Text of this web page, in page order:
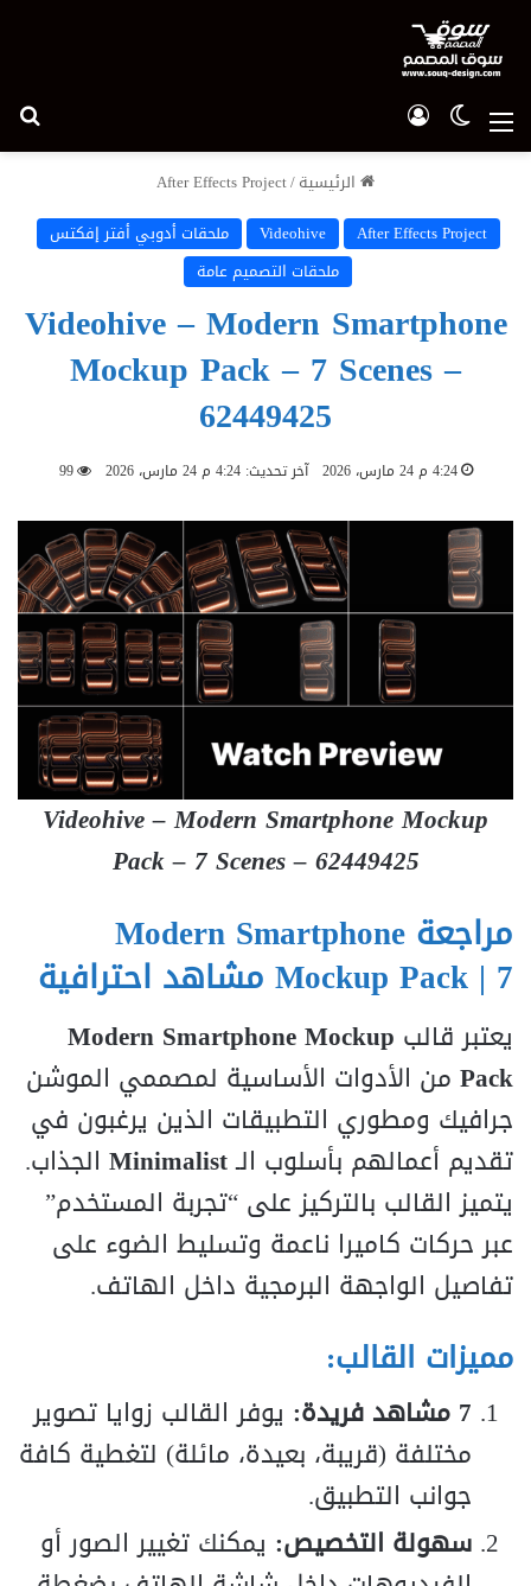
القائمة الوضع المظلم
الرئيسية/
After Effects Project
After Effects Project
Videohive
ملحقات أدوبي أفتر إفكتس
ملحقات التصميم عامة
Videohive – Modern Smartphone
Mockup Pack – 7 Scenes –
62449425
4:24 م 24 مارس، 2026 آخر تحديث: 4:24 م 24 مارس، 2026 99
Videohive – Modern Smartphone Mockup
Pack – 7 Scenes – 62449425
مراجعة Modern Smartphone
Mockup Pack | 7 مشاهد احترافية
يعتبر قالب Modern Smartphone Mockup
Pack من الأدوات الأساسية لمصممي الموشن
جرافيك ومطوري التطبيقات الذين يرغبون في
تقديم أعمالهم بأسلوب الـMinimalist الجذاب.
يتميز القالب بالتركيز على “تجربة المستخدم”
عبر حركات كاميرا ناعمة وتسليط الضوء على
تفاصيل الواجهة البرمجية داخل الهاتف.
مميزات القالب:
7 مشاهد فريدة:
يوفر القالب زوايا تصوير
مختلفة (قريبة، بعيدة، مائلة) لتغطية كافة
جوانب التطبيق.
سهولة التخصيص: يمكنك تغيير الصور أو